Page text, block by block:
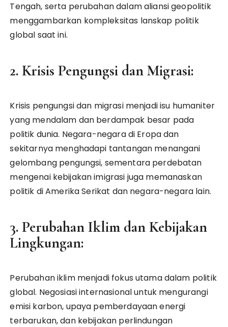
Tengah, serta perubahan dalam aliansi geopolitik
menggambarkan kompleksitas lanskap politik
global saat ini.
2. Krisis Pengungsi dan Migrasi:
Krisis pengungsi dan migrasi menjadi isu humaniter
yang mendalam dan berdampak besar pada
politik dunia. Negara-negara di Eropa dan
sekitarnya menghadapi tantangan menangani
gelombang pengungsi, sementara perdebatan
mengenai kebijakan imigrasi juga memanaskan
politik di Amerika Serikat dan negara-negara lain.
3. Perubahan Iklim dan Kebijakan
Lingkungan:
Perubahan iklim menjadi fokus utama dalam politik
global. Negosiasi internasional untuk mengurangi
emisi karbon, upaya pemberdayaan energi
terbarukan, dan kebijakan perlindungan